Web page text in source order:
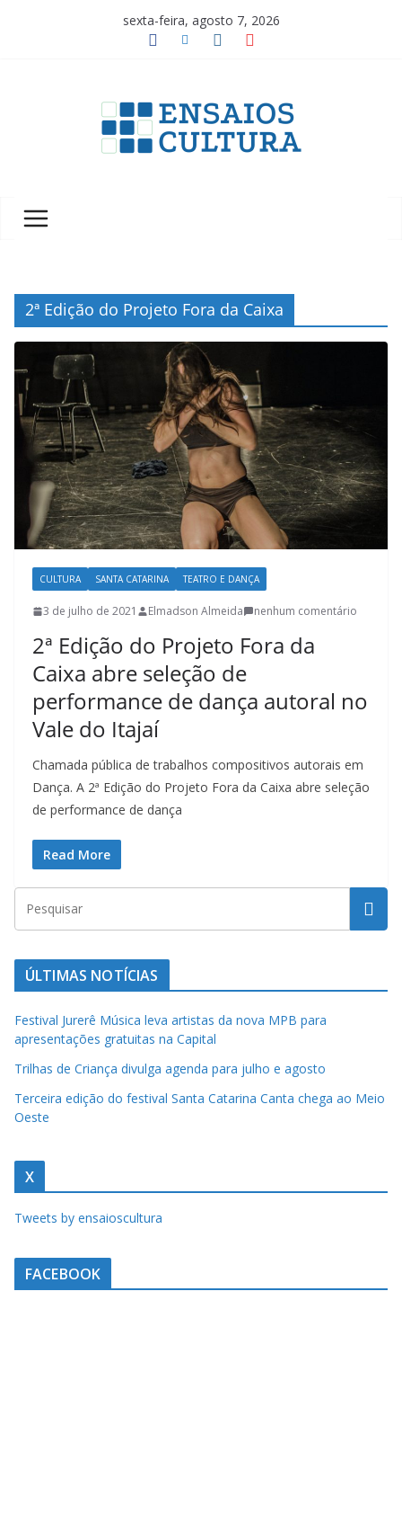
sexta-feira, agosto 7, 2026
a
d
a
c
u
l
t
u
r
a
c
a
t
a
r
n
e
s
e
u
m
q
u
e
.
2ª Edição do Projeto Fora da Caixa
CULTURA SANTA CATARINA TEATRO E DANÇA
3 de julho de 2021 Elmadson Almeida nenhum comentário
2ª Edição do Projeto Fora da
Caixa abre seleção de
performance de dança autoral no
Vale do Itajaí
Chamada pública de trabalhos compositivos autorais em
Dança. A 2ª Edição do Projeto Fora da Caixa abre seleção
de performance de dança
Read More
ÚLTIMAS NOTÍCIAS
Festival Jurerê Música leva artistas da nova MPB para
apresentações gratuitas na Capital
Trilhas de Criança divulga agenda para julho e agosto
Terceira edição do festival Santa Catarina Canta chega ao Meio
Oeste
X
Tweets by ensaioscultura
FACEBOOK